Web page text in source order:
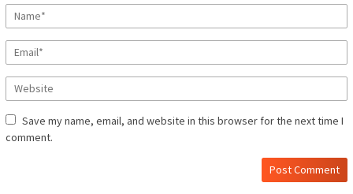
Save my name, email, and website in this browser for the next time I
comment.